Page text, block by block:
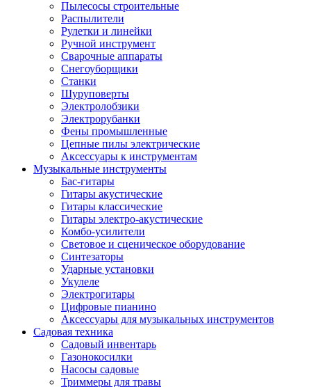
Пылесосы строительные
Распылители
Рулетки и линейки
Ручной инструмент
Сварочные аппараты
Снегоуборщики
Станки
Шуруповерты
Электролобзики
Электрорубанки
Фены промышленные
Цепные пилы электрические
Аксессуары к инструментам
Музыкальные инструменты
Бас-гитары
Гитары акустические
Гитары классические
Гитары электро-акустические
Комбо-усилители
Световое и сценическое оборудование
Синтезаторы
Ударные установки
Укулеле
Электрогитары
Цифровые пианино
Аксессуары для музыкальных инструментов
Садовая техника
Садовый инвентарь
Газонокосилки
Насосы садовые
Триммеры для травы